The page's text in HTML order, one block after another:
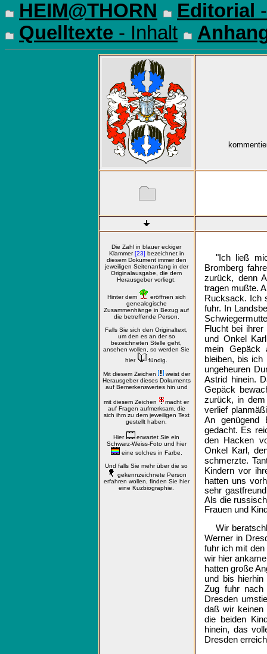
HEIM@THORN Editorial
Quelltexte - Inhalt
Die Zahl in blauer eckiger
Klammer[23] bezeichnet in
diesem Dokument immer den
jeweiligen Seitenanfang in der
Originalausgabe, die dem
Herausgeber vorliegt.
Hinter dem
eröffnen sich
genealogische
Zusammenhänge in Bezug auf
die betreffende Person.
Falls Sie sich den Originaltext,
um den es an der so
bezeichneten Stelle geht,
ansehen wollen, so werden Sie
hier
fündig.
Mit diesem Zeichen
weist der
Herausgeber dieses Dokuments
auf Bemerkenswertes hin und
mit diesem Zeichen
macht er
auf Fragen aufmerksam, die
sich ihm zu dem jeweiligen Text
gestellt haben.
Hier
erwartet Sie ein
Schwarz-Weiss-Foto und hier
eine solches in Farbe.
Und falls Sie mehr über die so
gekennzeichnete Person
erfahren wollen, finden Sie hier
eine Kuzbiographie.
"Ich ließ
Bromberg
zurück, denn
tragen mußte.
Rucksack. Ich
fuhr. In
Flucht bei ihrer
und Onkel
mein Gepäck
bleiben, bis
ungeheuren
Astrid hinein.
Gepäck
zurück, in
verlief
An genügend
gedacht. Es
den Hacken
Onkel Karl,
schmerzte.
Kindern vor
hatten uns
sehr
Als die
Frauen und
Wir
Werner in
fuhr ich mit
wir hier
hatten große
und bis
Zug fuhr
Dresden
daß wir keinen
die beiden
hinein, das
Dresden